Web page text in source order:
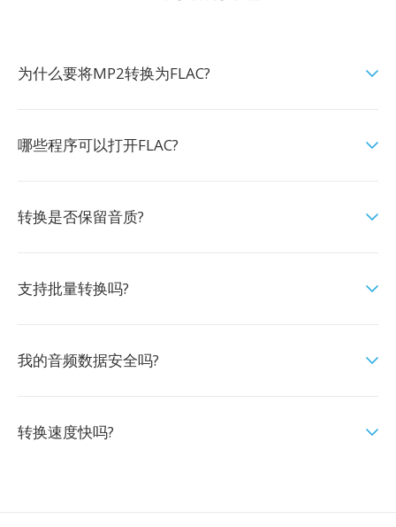
为什么要将MP2转换为FLAC?
哪些程序可以打开FLAC?
转换是否保留音质?
支持批量转换吗?
我的音频数据安全吗?
转换速度快吗?